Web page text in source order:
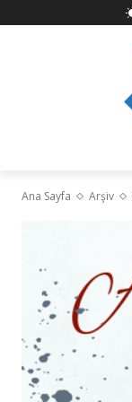
Ana Sayfa Arşiv